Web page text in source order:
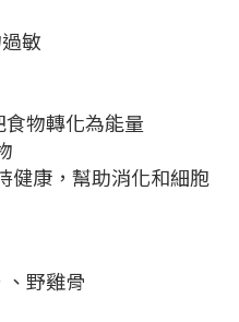
敏
物轉化為能量
康，幫助消化和細胞
野雞骨